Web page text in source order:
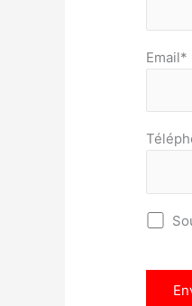
Email*